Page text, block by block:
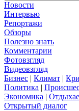
Новости
Интервью
Репортажи
Обзоры
Полезно знать
Комментарии
Фотовзгляд
Видеовзгляд
Бизнес | Климат |
Политика |
Экономика |
Открытый диалог